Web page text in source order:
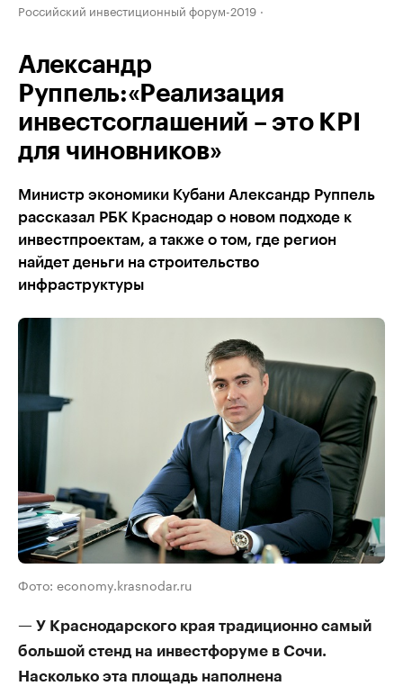
Российский инвестиционный форум-2019
Александр
Руппель:«Реализация
инвестсоглашений – это KPI
для чиновников»
Министр экономики Кубани Александр Руппель
рассказал РБК Краснодар о новом подходе к
инвестпроектам, а также о том, где регион
найдет деньги на строительство
инфраструктуры
Фото: economy.krasnodar.ru
— У Краснодарского края традиционно самый
большой стенд на инвестфоруме в Сочи.
Насколько эта площадь наполнена